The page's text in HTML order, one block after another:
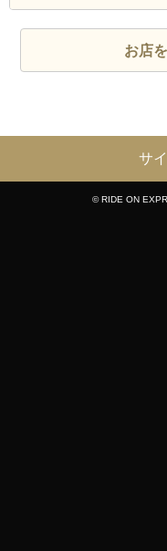
お店
サ
© RIDE ON